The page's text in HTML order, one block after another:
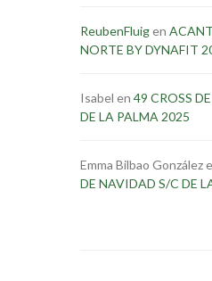
ReubenFluigen
NORTE BY DYNAFIT
Isabel en 49 CROSS
DE LA PALMA 2025
Emma Bilbao González
DE NAVIDAD S/C DE